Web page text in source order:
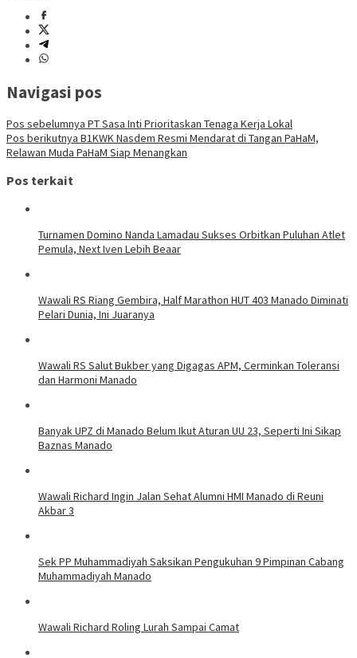
Navigasi pos
Pos sebelumnya PT Sasa Inti Prioritaskan Tenaga Kerja Lokal
Pos berikutnya B1KWK Nasdem Resmi Mendarat di Tangan PaHaM,
Relawan Muda PaHaM Siap Menangkan
Pos terkait
Turnamen Domino Nanda Lamadau Sukses Orbitkan Puluhan Atlet
Pemula, Next Iven Lebih Beaar
Wawali RS Riang Gembira, Half Marathon HUT 403 Manado Diminati
Pelari Dunia, Ini Juaranya
Wawali RS Salut Bukber yang Digagas APM, Cerminkan Toleransi
dan Harmoni Manado
Banyak UPZ di Manado Belum Ikut Aturan UU 23, Seperti Ini Sikap
Baznas Manado
Wawali Richard Ingin Jalan Sehat Alumni HMI Manado di Reuni
Akbar 3
Sek PP Muhammadiyah Saksikan Pengukuhan 9 Pimpinan Cabang
Muhammadiyah Manado
Wawali Richard Roling Lurah Sampai Camat